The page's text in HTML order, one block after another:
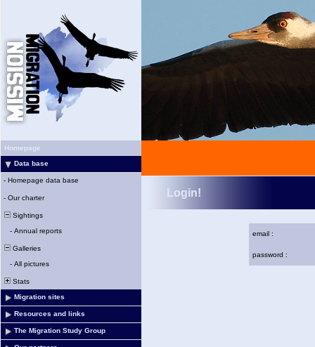
Homepage
Data base
- Homepage data base
- Our charter
Sightings
- Annual reports
Galleries
- All pictures
Stats
Migration sites
Resources and links
The Migration Study Group
Login!
email :
password :